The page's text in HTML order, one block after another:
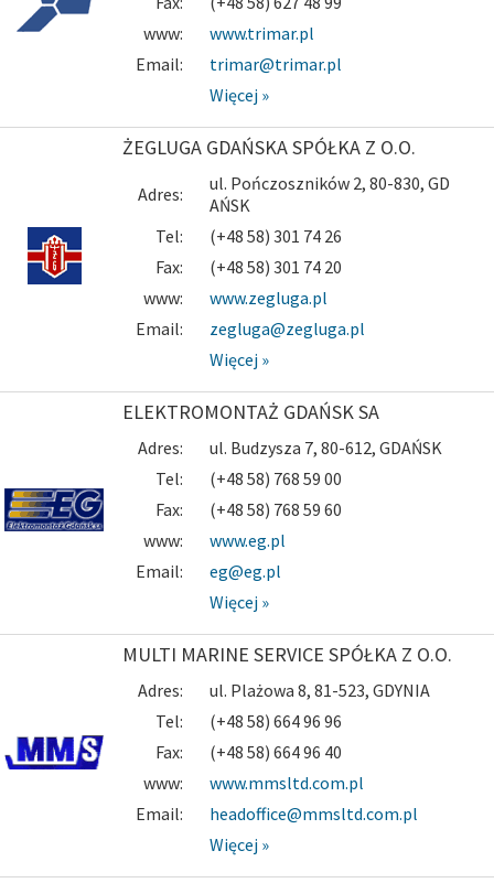
www:
www.trimar.pl
Email:
trimar@trimar.pl
Więcej »
ŻEGLUGA GDAŃSKA SPÓŁKA Z O.O.
Adres:
ul. Pończoszników 2, 80-830, GD
AŃSK
Tel:
(+48 58) 301 74 26
Fax:
(+48 58) 301 74 20
www:
www.zegluga.pl
Email:
zegluga@zegluga.pl
Więcej »
ELEKTROMONTAŻ GDAŃSK SA
Adres:
ul. Budzysza 7, 80-612, GDAŃSK
Tel:
(+48 58) 768 59 00
Fax:
(+48 58) 768 59 60
www:
www.eg.pl
Email:
eg@eg.pl
Więcej »
MULTI MARINE SERVICE SPÓŁKA Z O.O.
Adres:
ul. Plażowa 8, 81-523, GDYNIA
Tel:
(+48 58) 664 96 96
Fax:
(+48 58) 664 96 40
www:
www.mmsltd.com.pl
Email:
headoffice@mmsltd.com.pl
Więcej »